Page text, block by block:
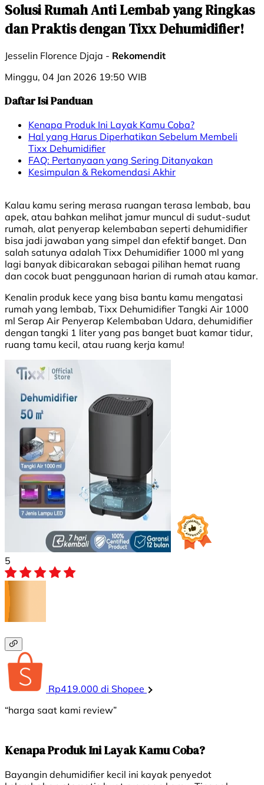
Solusi Rumah Anti Lembab yang Ringkas
dan Praktis dengan Tixx Dehumidifier!
Jesselin Florence Djaja - Rekomendit
Minggu, 04 Jan 2026 19:50 WIB
Daftar Isi Panduan
Kenapa Produk Ini Layak Kamu Coba?
Hal yang Harus Diperhatikan Sebelum Membeli
Tixx Dehumidifier
FAQ: Pertanyaan yang Sering Ditanyakan
Kesimpulan & Rekomendasi Akhir
Kalau kamu sering merasa ruangan terasa lembab, bau
apek, atau bahkan melihat jamur muncul di sudut-sudut
rumah, alat penyerap kelembaban seperti dehumidifier
bisa jadi jawaban yang simpel dan efektif banget. Dan
salah satunya adalah Tixx Dehumidifier 1000 ml yang
lagi banyak dibicarakan sebagai pilihan hemat ruang
dan cocok buat penggunaan harian di rumah atau kamar.
Kenalin produk kece yang bisa bantu kamu mengatasi
rumah yang lembab, Tixx Dehumidifier Tangki Air 1000
ml Serap Air Penyerap Kelembaban Udara, dehumidifier
dengan tangki 1 liter yang pas banget buat kamar tidur,
ruang tamu kecil, atau ruang kerja kamu!
5
Rp419.000 di Shopee
“harga saat kami review”
Kenapa Produk Ini Layak Kamu Coba?
Bayangin dehumidifier kecil ini kayak penyedot